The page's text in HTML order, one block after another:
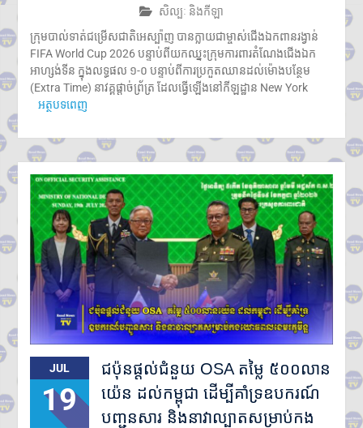
សិល្បៈ និងកីឡា
ក្រុមបាល់ទាត់ជម្រើសជាតិអេស្ប៉ាញ បានក្លាយជាម្ចាស់ជើងឯកពានរង្វាន់
FIFA World Cup 2026 បន្ទាប់ពីយកឈ្នះក្រុមការពារតំណែងជើងឯក
អាហ្សង់ទីន ក្នុងលទ្ធផល ១-០ បន្ទាប់ពីការប្រកួតឈានដល់ម៉ោងបន្ថែម
(Extra Time) នាវគ្គផ្តាច់ព្រ័ត្រ ដែលធ្វើឡើងនៅកីឡដ្ឋាន New York
អត្ថបទពេញ
JUL
19
ជប៉ុនផ្តល់ជំនួយ OSA តម្លៃ ៥០០លាន
យ៉េន ដល់កម្ពុជា ដើម្បីគាំទ្រឧបករណ៍
បញ្ជូនសារ និងនាវាល្បាតសម្រាប់កង